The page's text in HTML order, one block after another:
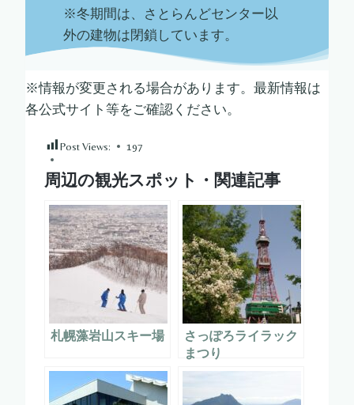
※冬期間は、さとらんどセンター以
外の建物は閉鎖しています。
※情報が変更される場合があります。最新情報は
各公式サイト等をご確認ください。
Post Views: 197
周辺の観光スポット・関連記事
札幌藻岩山スキー場
さっぽろライラック
まつり